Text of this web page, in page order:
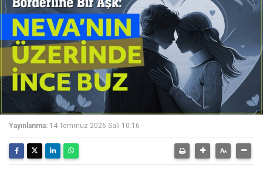
Yayınlanma: 14 Temmuz 2026 Salı 10:16